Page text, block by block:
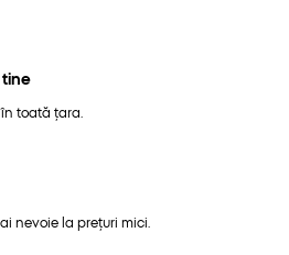
toată țara.
nevoie la prețuri mici.